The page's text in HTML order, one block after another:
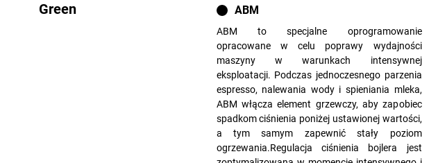
Green ABM
ABM to specjalne oprogramowanie
opracowane w celu poprawy wydajności
maszyny w warunkach intensywnej
eksploatacji. Podczas jednoczesnego parzenia
espresso, nalewania wody i spieniania mleka,
ABM włącza element grzewczy, aby zapobiec
spadkom ciśnienia poniżej ustawionej wartości,
a tym samym zapewnić stały poziom
ogrzewania.Regulacja ciśnienia bojlera jest